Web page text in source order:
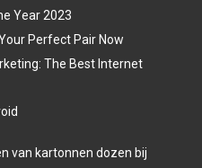
Year 2023
Perfect Pair Now
The Best Internet
van kartonnen dozen bij